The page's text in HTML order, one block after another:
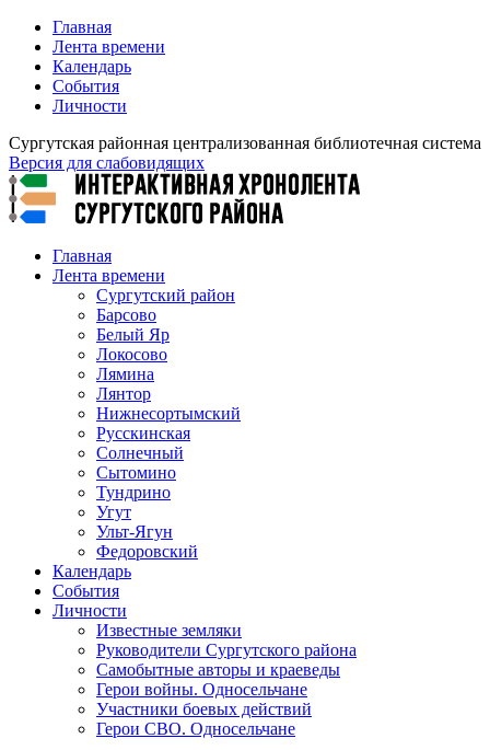
Главная
Лента времени
Календарь
События
Личности
Сургутская районная централизованная библиотечная система
Версия для слабовидящих
Главная
Лента времени
Сургутский район
Барсово
Белый Яр
Локосово
Лямина
Лянтор
Нижнесортымский
Русскинская
Солнечный
Сытомино
Тундрино
Угут
Ульт-Ягун
Федоровский
Календарь
События
Личности
Известные земляки
Руководители Сургутского района
Самобытные авторы и краеведы
Герои войны. Односельчане
Участники боевых действий
Герои СВО. Односельчане